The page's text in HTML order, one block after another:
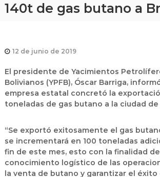
140t de gas butano a
12 de junio de 2019
El presidente de Yacimientos
Bolivianos (YPFB), Óscar Barriga,
empresa estatal concretó la
toneladas de gas butano a la ciudad de
“Se exportó exitosamente el gas
se incrementará en 100 toneladas
fin de este mes, esto con la finalidad
conocimiento logístico de las
la venta de butano y garantizar el éxito